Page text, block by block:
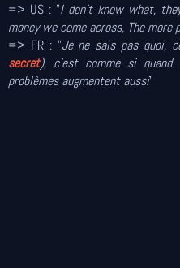
=> US : "I don't know what,
money we come across, The more
=> FR : "Je ne sais pas quoi,
secret), c'est comme si
problèmes augmentent aussi"